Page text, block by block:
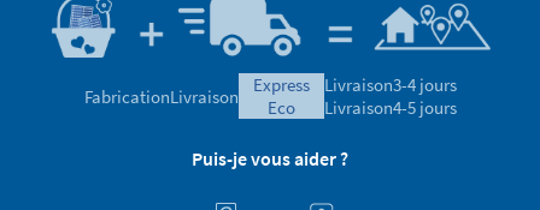
FabricationLivraison
express
eco
Livraison3-4 jours
Livraison4-5 jours
Puis-je vous aider ?